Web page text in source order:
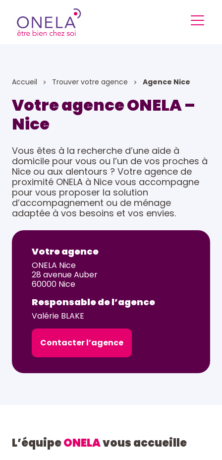
Accueil Trouver votre agence Agence Nice
Votre agence ONELA –
Nice
Vous êtes à la recherche d’une aide à
domicile pour vous ou l’un de vos proches à
Nice ou aux alentours ? Votre agence de
proximité ONELA à Nice vous accompagne
pour vous proposer la solution
d’accompagnement ou de ménage
adaptée à vos besoins et vos envies.
Votre agence
ONELA Nice
28 avenue Auber
60000 Nice
Responsable de l’agence
Valérie BLAKE
Contacter l’agence
L’équipeONELAvous accueille